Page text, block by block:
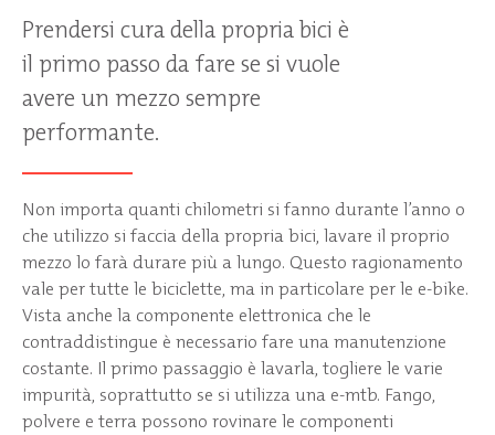
Prendersi cura della propria bici è
il primo passo da fare se si vuole
avere un mezzo sempre
performante.
Non importa quanti chilometri si fanno durante l’anno o
che utilizzo si faccia della propria bici, lavare il proprio
mezzo lo farà durare più a lungo. Questo ragionamento
vale per tutte le biciclette, ma in particolare per le e-bike.
Vista anche la componente elettronica che le
contraddistingue è necessario fare una manutenzione
costante. Il primo passaggio è lavarla, togliere le varie
impurità, soprattutto se si utilizza una e-mtb. Fango,
polvere e terra possono rovinare le componenti